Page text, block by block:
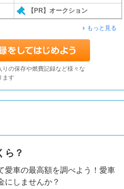
【PR】オークション
もっと見る
りの保存や燃費記録など様々な
ます
ら？
愛車の最高額を調べよう！愛車
にしませんか？